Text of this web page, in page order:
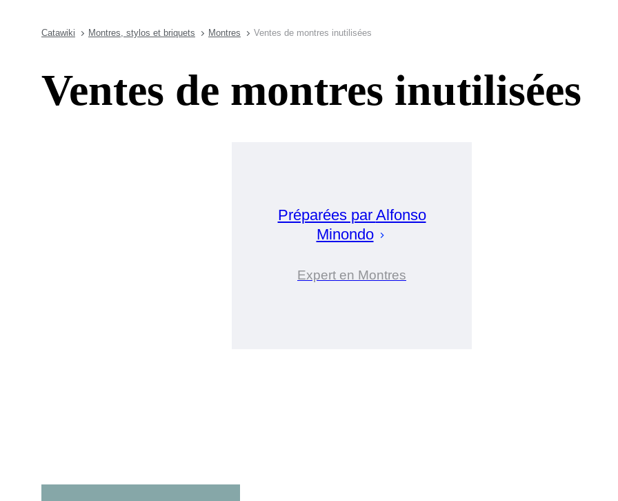
Catawiki Montres, stylos et briquets Montres Ventes de montres inutilisées
Ventes de montres inutilisées
Préparées par Alfonso
Minondo
Expert en Montres